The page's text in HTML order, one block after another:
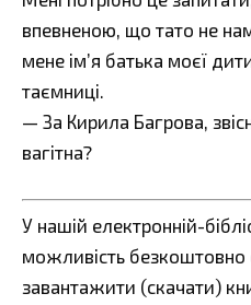
впевненою, що тато не
мене ім’я батька моєї
таємниці.
— За Кирила Багрова,
вагітна?
У нашій електронній-
можливість безкоштовно
завантажити (скачати)